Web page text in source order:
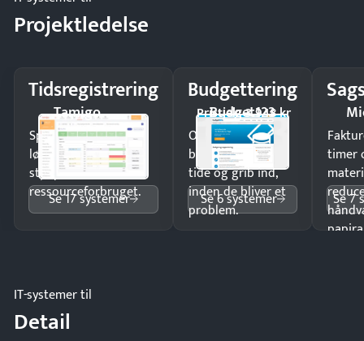
Projektledelse
Tidsregistrering
Tamigo
Spar tid på
lønberegning og få
styr på
ressourceforbruget.
Se 17 systemer
Budgettering
Budget123
Pristjek: 3.948 kr
Opdag
budgetafvigelser i
tide og grib ind,
inden de bliver et
problem.
Se 6 systemer
timer
Se 7
IT-systemer til
Detail